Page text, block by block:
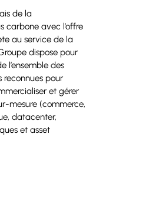
de la
carbone avec l’offre
au service de la
dispose pour
l’ensemble des
pour
et gérer
mesure (commerce,
datacenter,
et asset